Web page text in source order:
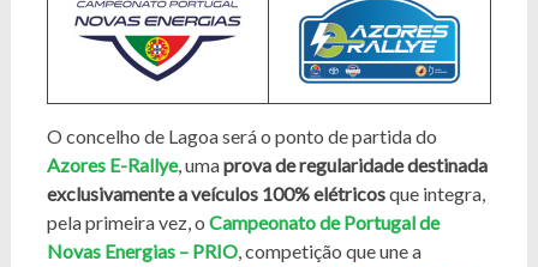
O concelho de Lagoa será o ponto de partida do
Azores E-Rallye, umaprova de regularidade destinada
exclusivamente a veículos 100% elétricosque integra,
pela primeira vez, o Campeonato de Portugal de
Novas Energias – PRIO, competição que une a